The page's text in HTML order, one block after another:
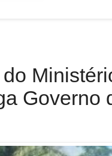
Governo